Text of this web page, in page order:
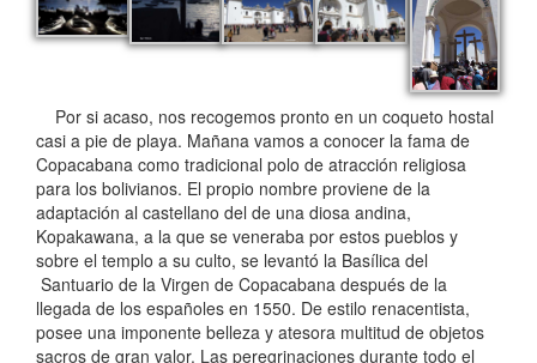
Por si acaso, nos recogemos pronto en un coqueto hostal
casi a pie de playa. Mañana vamos a conocer la fama de
Copacabana como tradicional polo de atracción religiosa
para los bolivianos. El propio nombre proviene de la
adaptación al castellano del de una diosa andina,
Kopakawana, a la que se veneraba por estos pueblos y
sobre el templo a su culto, se levantó la Basílica del
Santuario de la Virgen de Copacabana después de la
llegada de los españoles en 1550. De estilo renacentista,
posee una imponente belleza y atesora multitud de objetos
sacros de gran valor. Las peregrinaciones durante todo el